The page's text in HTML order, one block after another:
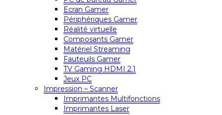
Ecran Gamer
Périphériques Gamer
Réalité virtuelle
Composants Gamer
Matériel Streaming
Fauteuils Gamer
TV Gaming HDMI 2.1
Jeux PC
Impression – Scanner
Imprimantes Multifonctions
Imprimantes Laser